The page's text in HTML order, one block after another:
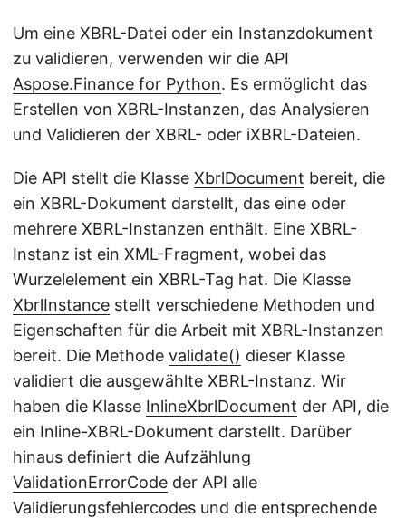
Um eine XBRL-Datei oder ein Instanzdokument
zu validieren, verwenden wir die API
Aspose.Finance for Python. Es ermöglicht das
Erstellen von XBRL-Instanzen, das Analysieren
und Validieren der XBRL- oder iXBRL-Dateien.
Die API stellt die Klasse XbrlDocument bereit, die
ein XBRL-Dokument darstellt, das eine oder
mehrere XBRL-Instanzen enthält. Eine XBRL-
Instanz ist ein XML-Fragment, wobei das
Wurzelelement ein XBRL-Tag hat. Die Klasse
XbrlInstance stellt verschiedene Methoden und
Eigenschaften für die Arbeit mit XBRL-Instanzen
bereit. Die Methode validate() dieser Klasse
validiert die ausgewählte XBRL-Instanz. Wir
haben die Klasse InlineXbrlDocument der API, die
ein Inline-XBRL-Dokument darstellt. Darüber
hinaus definiert die Aufzählung
ValidationErrorCode der API alle
Validierungsfehlercodes und die entsprechende